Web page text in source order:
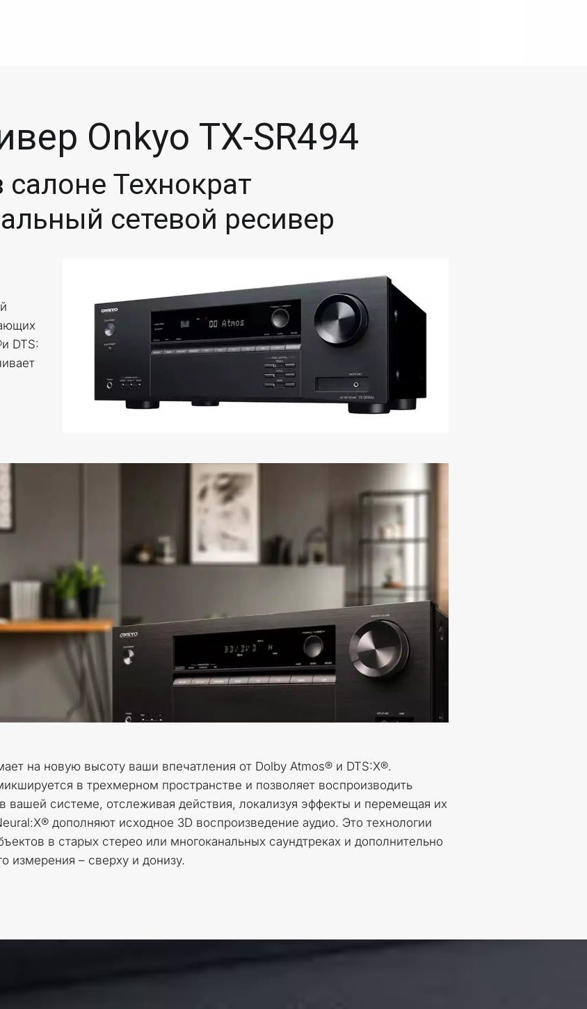
Onkyo TX-SR494
салоне Технократ
сетевой ресивер
DTS:
на новую высоту ваши впечатления от Dolby Atmos® и DTS:X®.
в трехмерном пространстве и позволяет воспроизводить
вашей системе, отслеживая действия, локализуя эффекты и перемещая их
дополняют исходное 3D воспроизведение аудио. Это технологии
в старых стерео или многоканальных саундтреках и дополнительно
измерения – сверху и донизу.